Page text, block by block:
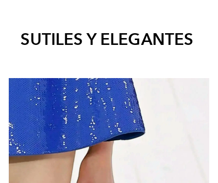
SUTILES Y ELEGANTES